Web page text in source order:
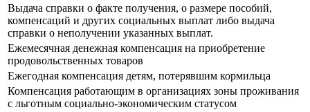
Выдача справки о факте получения, о размере пособий,
компенсаций и других социальных выплат либо выдача
справки о неполучении указанных выплат.
Ежемесячная денежная компенсация на приобретение
продовольственных товаров
Ежегодная компенсация детям, потерявшим кормильца
Компенсация работающим в организациях зоны проживания
с льготным социально-экономическим статусом